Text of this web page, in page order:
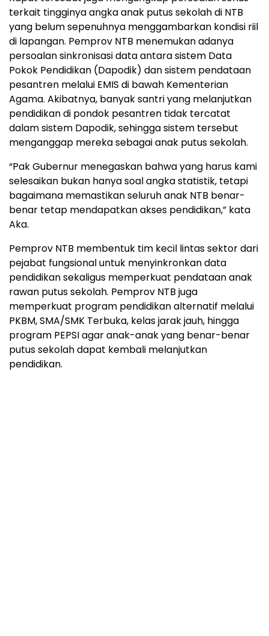
terkait tingginya angka anak putus sekolah di NTB
yang belum sepenuhnya menggambarkan kondisi riil
di lapangan. Pemprov NTB menemukan adanya
persoalan sinkronisasi data antara sistem Data
Pokok Pendidikan (Dapodik) dan sistem pendataan
pesantren melalui EMIS di bawah Kementerian
Agama. Akibatnya, banyak santri yang melanjutkan
pendidikan di pondok pesantren tidak tercatat
dalam sistem Dapodik, sehingga sistem tersebut
menganggap mereka sebagai anak putus sekolah.
“Pak Gubernur menegaskan bahwa yang harus kami
selesaikan bukan hanya soal angka statistik, tetapi
bagaimana memastikan seluruh anak NTB benar-
benar tetap mendapatkan akses pendidikan,” kata
Aka.
Pemprov NTB membentuk tim kecil lintas sektor dari
pejabat fungsional untuk menyinkronkan data
pendidikan sekaligus memperkuat pendataan anak
rawan putus sekolah. Pemprov NTB juga
memperkuat program pendidikan alternatif melalui
PKBM, SMA/SMK Terbuka, kelas jarak jauh, hingga
program PEPSI agar anak-anak yang benar-benar
putus sekolah dapat kembali melanjutkan
pendidikan.